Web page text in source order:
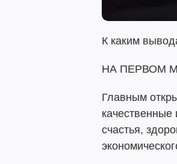
К каким
НА ПЕРВОМ
Главным
счастья,